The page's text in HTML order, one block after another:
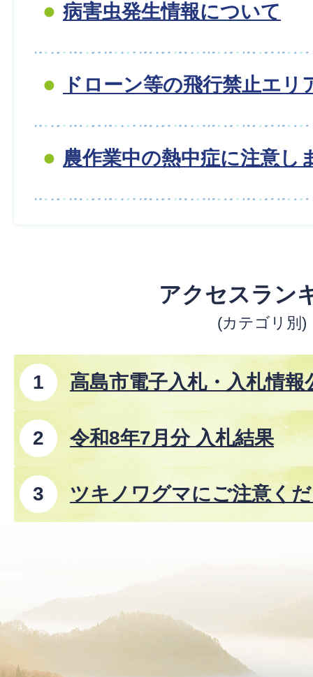
病害虫発生情報について
ドローン等の飛行禁止エリ
農作業中の熱中症に注意し
アクセスラン
(カテゴリ別)
高島市電子入札・入札情
事、コンサルタント業務
令和8年7月分 入札結果
ツキノワグマにご注意く